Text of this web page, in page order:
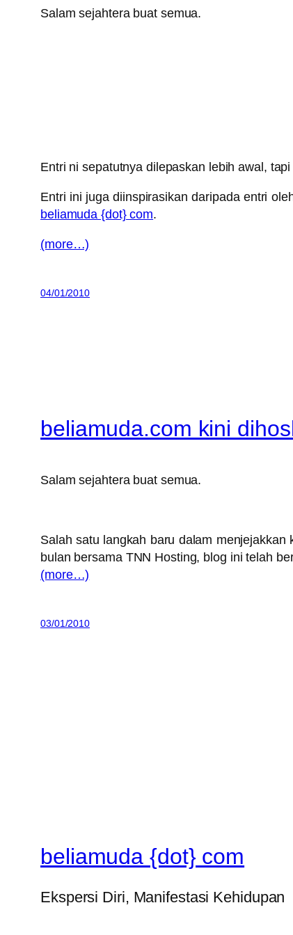
Salam sejahtera buat semua.
Entri ni sepatutnya dilepaskan lebih awal,
Entri ini juga diinspirasikan daripada entri
beliamuda {dot} com.
(more…)
04/01/2010
beliamuda.com kini
Salam sejahtera buat semua.
Salah satu langkah baru dalam menjejakkan
bulan bersama TNN Hosting, blog ini telah
(more…)
03/01/2010
beliamuda {dot} com
Ekspersi Diri, Manifestasi Kehidupan